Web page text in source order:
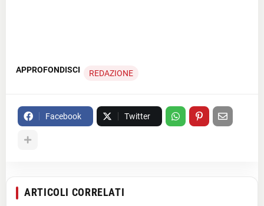
APPROFONDISCI REDAZIONE
Facebook Twitter
ARTICOLI CORRELATI